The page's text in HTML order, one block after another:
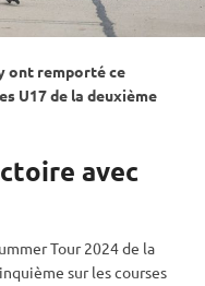
ont remporté ce
U17 de la deuxième
avec
Tour 2024 de la
sur les courses